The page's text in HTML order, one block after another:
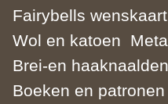
Fairybells wenskaart
Wol en katoen
Brei-en haaknaalden
Boeken en patronen